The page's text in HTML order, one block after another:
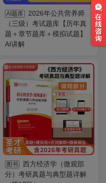
AI题库
2026年公共营养师
（三级）考试题库【历年真
题＋章节题库＋模拟试题】
AI讲解
图书
西方经济学（微观部
分）考研真题与典型题详解